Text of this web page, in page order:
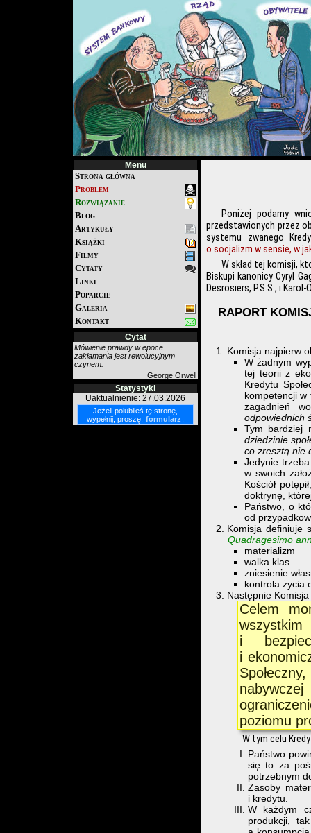
Menu
Strona główna
Problem
Rozwiązanie
Blog
Artykuły
Książki
Filmy
Cytaty
Linki
Poparcie
Galeria
Kontakt
Cytat
Mówienie prawdy w epoce
zakłamania jest rewolucyjnym
czynem.
George Orwell
Statystyki
Uaktualnienie: 27.03.2026
Jeżeli polubiłeś tę stronę,
wypełnij, proszę, formularz
Poniżej podamy
przedstawionych przez
systemu zwanego
o socjalizm w sensie, w
W skład tej komisji,
Biskupi kanonicy Cyryl
Desrosiers, P.S.S., i
RAPORT
Komisja najpierw
W żadnym
tej teorii z
Kredytu
kompetencji w
zagadnień
odpowiednich
Tym bardziej
dziedzinie
co zresztą nie
Jedynie
w swoich
Kościół
doktrynę,
Państwo, o
od
Komisja definiuje
Quadragesimo
materializm
walka klas
zniesienie
kontrola życia
Następnie Komisja
Celem
wszystkim
i
i
poziomu
W tym celu
Państwo
się to za
potrzebnym
Zasoby
i kredytu.
W każdym
produkcji,